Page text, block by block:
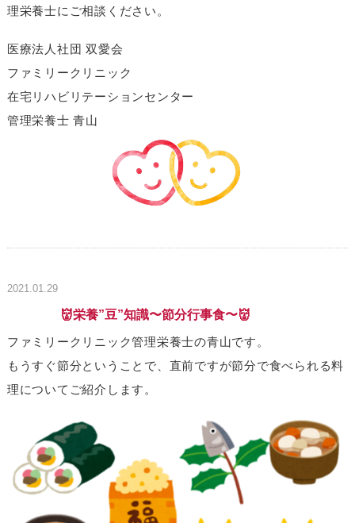
理栄養士にご相談ください。
医療法人社団 双愛会
ファミリークリニック
在宅リハビリテーションセンター
管理栄養士 青山
2021.01.29
👹栄養”豆”知識〜節分行事食〜👹
ファミリークリニック管理栄養士の青山です。
もうすぐ節分ということで、直前ですが節分で食べられる料
理についてご紹介します。